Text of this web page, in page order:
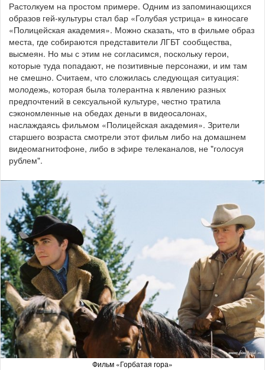
Растолкуем на простом примере. Одним из запоминающихся
образов гей-культуры стал бар «Голубая устрица» в киносаге
«Полицейская академия». Можно сказать, что в фильме образ
места, где собираются представители ЛГБТ сообщества,
высмеян. Но мы с этим не согласимся, поскольку герои,
которые туда попадают, не позитивные персонажи, и им там
не смешно. Считаем, что сложилась следующая ситуация:
молодежь, которая была толерантна к явлению разных
предпочтений в сексуальной культуре, честно тратила
сэкономленные на обедах деньги в видеосалонах,
наслаждаясь фильмом «Полицейская академия». Зрители
старшего возраста смотрели этот фильм либо на домашнем
видеомагнитофоне, либо в эфире телеканалов, не "голосуя
рублем".
Фильм «Горбатая гора»